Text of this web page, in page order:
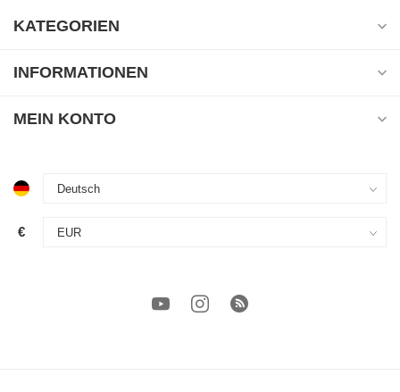
KATEGORIEN
INFORMATIONEN
MEIN KONTO
€